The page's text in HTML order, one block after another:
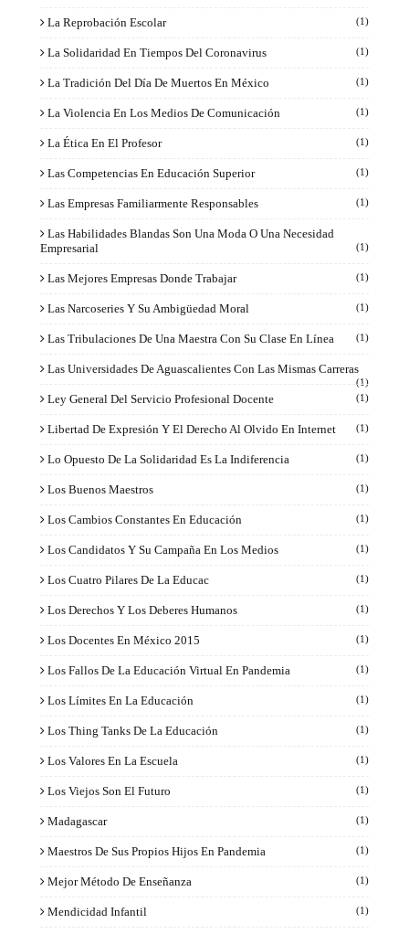
La Reprobación Escolar (1)
La Solidaridad En Tiempos Del Coronavirus (1)
La Tradición Del Día De Muertos En México (1)
La Violencia En Los Medios De Comunicación (1)
La Ética En El Profesor (1)
Las Competencias En Educación Superior (1)
Las Empresas Familiarmente Responsables (1)
Las Habilidades Blandas Son Una Moda O Una Necesidad
Empresarial
(1)
Las Mejores Empresas Donde Trabajar (1)
Las Narcoseries Y Su Ambigüedad Moral (1)
Las Tribulaciones De Una Maestra Con Su Clase En Línea (1)
Las Universidades De Aguascalientes Con Las Mismas Carreras
(1)
Ley General Del Servicio Profesional Docente (1)
Libertad De Expresión Y El Derecho Al Olvido En Internet (1)
Lo Opuesto De La Solidaridad Es La Indiferencia (1)
Los Buenos Maestros (1)
Los Cambios Constantes En Educación (1)
Los Candidatos Y Su Campaña En Los Medios (1)
Los Cuatro Pilares De La Educac (1)
Los Derechos Y Los Deberes Humanos (1)
Los Docentes En México 2015 (1)
Los Fallos De La Educación Virtual En Pandemia (1)
Los Límites En La Educación (1)
Los Thing Tanks De La Educación (1)
Los Valores En La Escuela (1)
Los Viejos Son El Futuro (1)
Madagascar (1)
Maestros De Sus Propios Hijos En Pandemia (1)
Mejor Método De Enseñanza (1)
Mendicidad Infantil (1)